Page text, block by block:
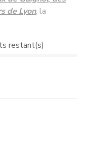
de Lyon, la
restant(s)